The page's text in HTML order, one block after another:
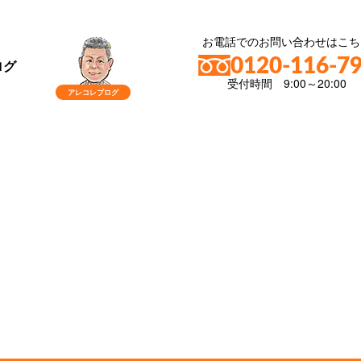
お電話でのお問い合わせはこ
0120-116-
受付時間 9:00～20:00